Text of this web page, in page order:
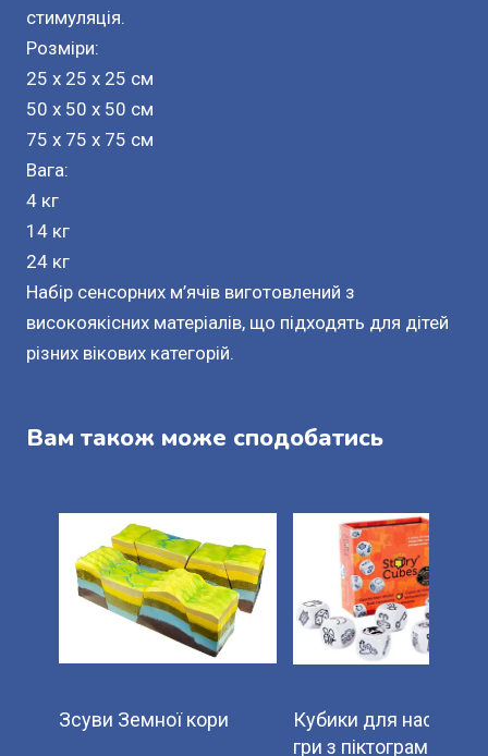
стимуляція.
Розміри:
25 x 25 x 25 см
50 x 50 x 50 см
75 x 75 x 75 см
Вага:
4 кг
14 кг
24 кг
Набір сенсорних м’ячів виготовлений з
високоякісних матеріалів, що підходять для дітей
різних вікових категорій.
Вам також може сподобатись
Зсуви Земної кори
Кубики для
гри з піктограмами.